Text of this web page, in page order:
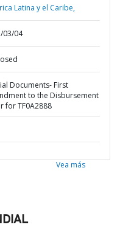
Latina y el Caribe,
03/04
Documents- First
to the Disbursement
for TF0A2888
Vea más